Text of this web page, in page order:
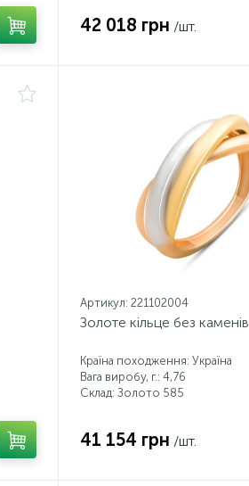
42 018 грн /шт.
Артикул: 221102004
Золоте кільце без каменів
Країна походження: Україна
Вага виробу, г.: 4,76
Склад: Золото 585
41 154 грн /шт.